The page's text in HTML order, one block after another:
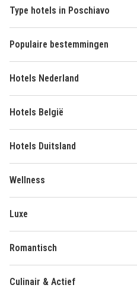
Type hotels in Poschiavo
Populaire bestemmingen
Hotels Nederland
Hotels België
Hotels Duitsland
Wellness
Luxe
Romantisch
Culinair & Actief